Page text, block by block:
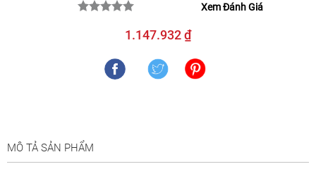
Xem Đánh Giá
1.147.932 ₫
MÔ TẢ SẢN PHẨM